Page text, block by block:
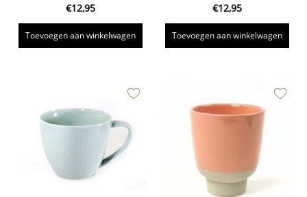
€12,95
Toevoegen aan winkelwagen
€12,95
Toevoegen aan winkelwagen